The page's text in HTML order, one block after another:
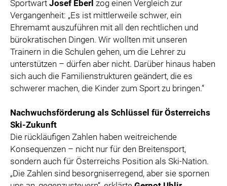
Sportwart Josef Eberl zog einen Vergleich zur
Vergangenheit: „Es ist mittlerweile schwer, ein
Ehremamt auszuführen mit all den rechtlichen und
bürokratischen Dingen. Wir wollten mit unseren
Trainern in die Schulen gehen, um die Lehrer zu
unterstützen – dürfen aber nicht. Darüber hinaus haben
sich auch die Familienstrukturen geändert, die es
schwerer machen, die Kinder zum Sport zu bringen.“
Nachwuchsförderung als Schlüssel für Österreichs
Ski-Zukunft
Die rückläufigen Zahlen haben weitreichende
Konsequenzen – nicht nur für den Breitensport,
sondern auch für Österreichs Position als Ski-Nation.
„Die Zahlen sind besorgniserregend, aber sie spornen